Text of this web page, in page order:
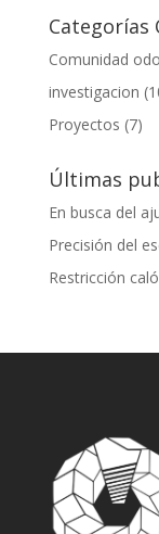
Categorías
Comunidad
investigacion
Proyectos (7)
Últimas
En busca del
Precisión del
Restricción